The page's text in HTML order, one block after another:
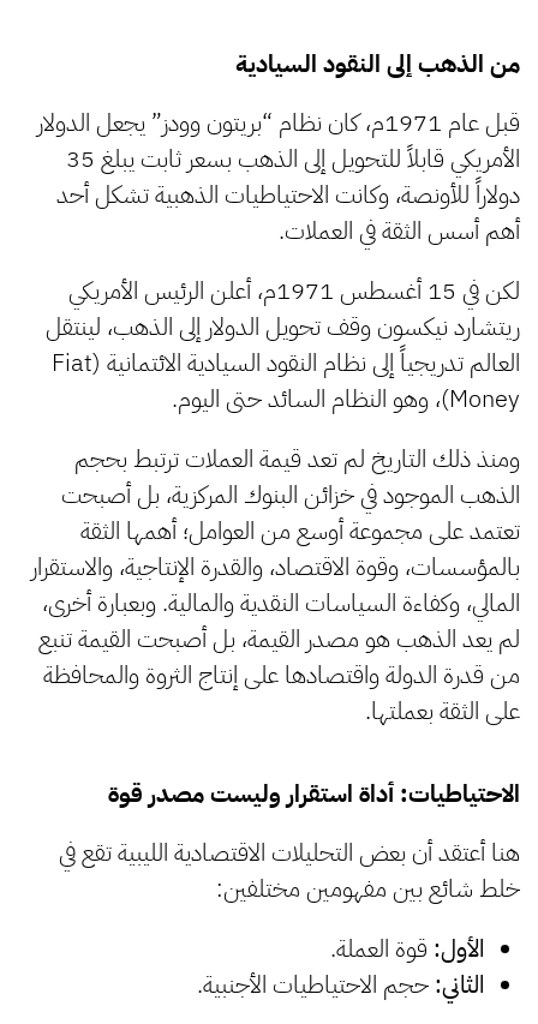
من الذهب إلى النقود السيادية
قبل عام 1971م، كان نظام “بريتون وودز” يجعل الدولار
الأمريكي قابلاً للتحويل إلى الذهب بسعر ثابت يبلغ 35
دولاراً للأونصة، وكانت الاحتياطيات الذهبية تشكل أحد
أهم أسس الثقة في العملات.
لكن في 15 أغسطس 1971م، أعلن الرئيس الأمريكي
ريتشارد نيكسون وقف تحويل الدولار إلى الذهب، لينتقل
العالم تدريجياً إلى نظام النقود السيادية الائتمانية (Fiat
Money)، وهو النظام السائد حتى اليوم.
ومنذ ذلك التاريخ لم تعد قيمة العملات ترتبط بحجم
الذهب الموجود في خزائن البنوك المركزية، بل أصبحت
تعتمد على مجموعة أوسع من العوامل؛ أهمها الثقة
بالمؤسسات، وقوة الاقتصاد، والقدرة الإنتاجية، والاستقرار
المالي، وكفاءة السياسات النقدية والمالية. وبعبارة أخرى،
لم يعد الذهب هو مصدر القيمة، بل أصبحت القيمة تنبع
من قدرة الدولة واقتصادها على إنتاج الثروة والمحافظة
على الثقة بعملتها.
الاحتياطيات: أداة استقرار وليست مصدر قوة
هنا أعتقد أن بعض التحليلات الاقتصادية الليبية تقع في
خلط شائع بين مفهومين مختلفين:
الأول: قوة العملة.
الثاني: حجم الاحتياطيات الأجنبية.